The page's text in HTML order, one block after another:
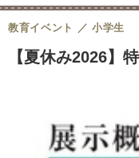
【夏休み2026】
教育イベント 小学生